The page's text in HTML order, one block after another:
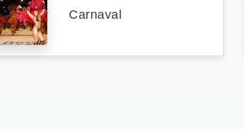
Carnaval